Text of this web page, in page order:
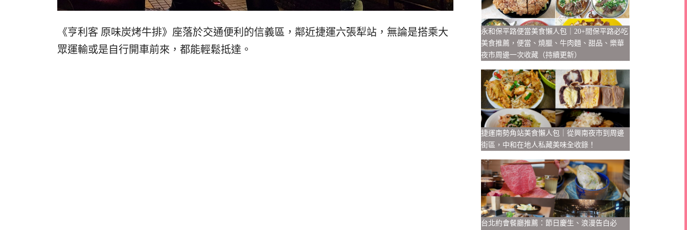
《亨利客 原味炭烤牛排》座落於交通便利的信義區，鄰近捷運六張犁站，無論是搭乘大
眾運輸或是自行開車前來，都能輕鬆抵達。
永和保平路便當美食懶人包｜20+間保平路必吃
美食推薦，便當、燒臘、牛肉麵、甜品、樂華
夜市周邊一次收藏（持續更新）
捷運南勢角站美食懶人包｜從興南夜市到周邊
街區，中和在地人私藏美味全收錄！
台北約會餐廳推薦：節日慶生、浪漫告白必